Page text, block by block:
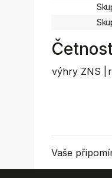
výhry ZNS |
Vaše